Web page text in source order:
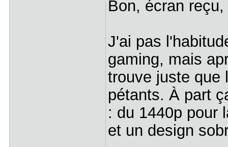
Bon, écran
J'ai pas
gaming, mais
trouve juste que
pétants. À part
: du 1440p pour
et un design